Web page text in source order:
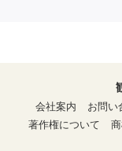
会社案内
お問い
著作権について